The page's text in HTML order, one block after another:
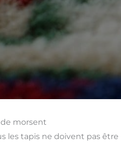
morsent
les tapis ne doivent pas être